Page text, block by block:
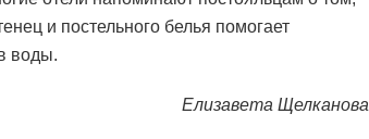
и постельного белья помогает
воды.
Елизавета Щелканова